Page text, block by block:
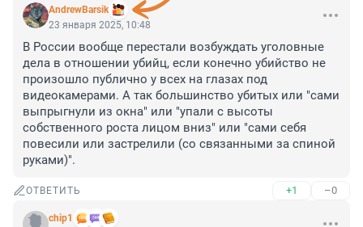
AndrewBarsik
23 января 2025, 10:48
В России вообще перестали возбуждать уголовные
дела в отношении убийц, если конечно убийство не
произошло публично у всех на глазах под
видеокамерами. А так большинство убитых или "сами
выпрыгнули из окна" или "упали с высоты
собственного роста лицом вниз" или "сами себя
повесили или застрелили (со связанными за спиной
руками)".
ОТВЕТИТЬ +1 –0
chip1